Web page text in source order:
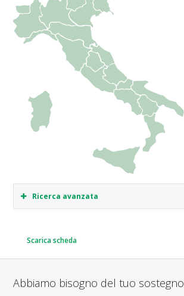
Ricerca avanzata
Scarica scheda
Abbiamo bisogno del tuo sostegno